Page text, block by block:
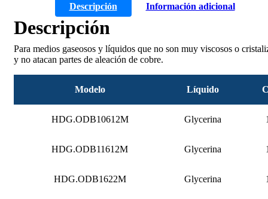
Descripción Información adicional
Descripción
Para medios gaseosos y líquidos que no son muy viscosos o
y no atacan partes de aleación de cobre.
Modelo Líquido
HDG.ODB10612M Glycerina
HDG.ODB11612M Glycerina
HDG.ODB1622M Glycerina